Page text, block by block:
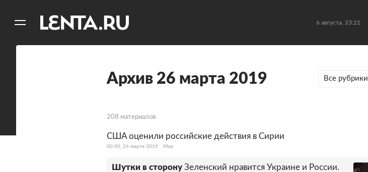
6 августа, 23:21
Архив 26 марта 2019 Все рубрики
208 материалов
США оценили российские действия в Сирии
00:00, 26 марта 2019 Мир
Шутки в сторону Зеленский нравится Украине и России.